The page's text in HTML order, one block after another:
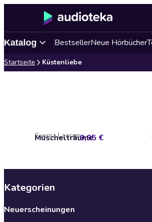
Katalog BestsellerNeue Hörbücher
Startseite Küstenliebe
Muschelträume
Svenja Lassen9,95 €
Kategorien
Neuerscheinungen